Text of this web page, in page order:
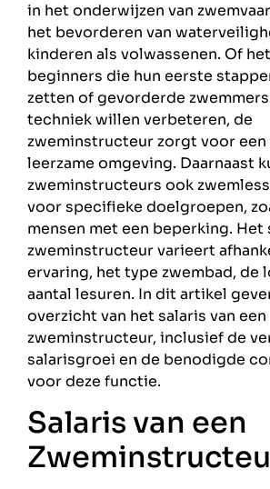
in het onderwijzen van
het bevorderen van
kinderen als volwassenen. Of
beginners die hun eerste
zetten of gevorderde
techniek willen verbeteren, de
zweminstructeur zorgt voor een
leerzame omgeving. Daarnaast
zweminstructeurs ook
voor specifieke doelgroepen,
mensen met een beperking. Het
zweminstructeur varieert
ervaring, het type zwembad, de
aantal lesuren. In dit artikel
overzicht van het salaris van een
zweminstructeur, inclusief de
salarisgroei en de benodigde
voor deze functie.
Salaris van een